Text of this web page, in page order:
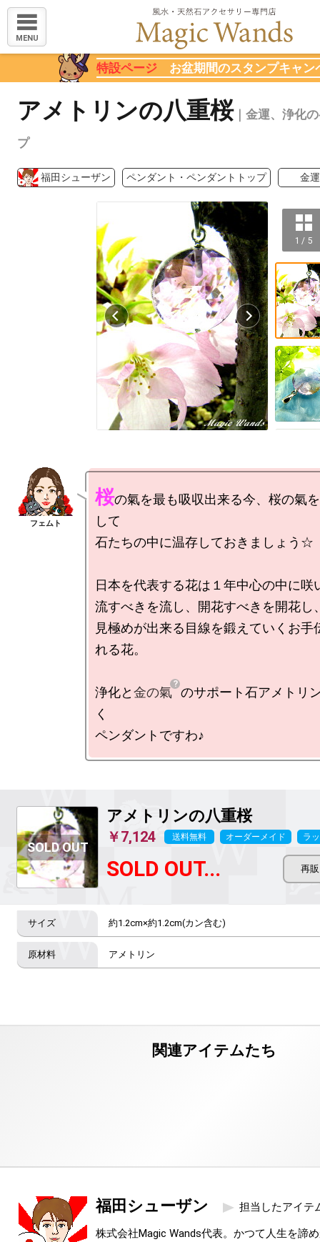
MENU
特設ページ お盆期間のスタンプキャン
アメトリンの八重桜｜金運、浄化
プ
福田シューザン ペンダント・ペンダントトップ 金運
1 / 5
桜の氣を最も吸収出来る今、桜の氣
して
石たちの中に温存しておきましょう☆
日本を代表する花は１年中心の中に咲
流すべきを流し、開花すべきを開花し
見極めが出来る目線を鍛えていくお手
れる花。
浄化と金の氣 のサポート石アメトリ
く
アメトリンの八重桜
￥7,124 送料無料 オーダーメイド ラ
SOLD OUT...
約1.2cm×約1.2cm(カン含む)
アメトリン
福田シューザン 担当したアイテ
株式会社Magic Wands代表。かつて人生を諦